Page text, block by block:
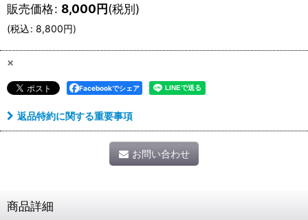
販売価格: 8,000円(税別)
(税込: 8,800円)
×
Facebookでシェア
返品特約に関する重要事項
お問い合わせ
商品詳細